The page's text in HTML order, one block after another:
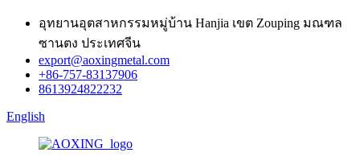
อุทยานอุตสาหกรรมหมู่บ้าน Hanjia เขต Zouping มณฑล
ซานตง ประเทศจีน
export@aoxingmetal.com
+86-757-83137906
8613924822232
English